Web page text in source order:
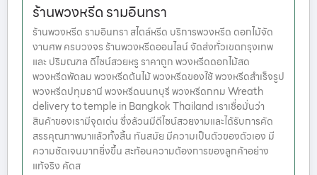
ร้านพวงหรีด รามอินทรา
ร้านพวงหรีด รามอินทรา สไตล์หรีด บริการพวงหรีด ดอกไม้จัด
งานศพ ครบวงจร ร้านพวงหรีดออนไลน์ จัดส่งทั่วเขตกรุงเทพ
และ ปริมณฑล ดีไซน์สวยหรู ราคาถูก พวงหรีดดอกไม้สด
พวงหรีดพัดลม พวงหรีดต้นไม้ พวงหรีดของใช้ พวงหรีดสำเร็จรูป
พวงหรีดปทุมธานี พวงหรีดนนทบุรี พวงหรีดกทม Wreath
delivery to temple in Bangkok Thailand เราเชื่อมั่นว่า
สินค้าของเรามีจุดเด่น ซึ่งล้วนมีดีไซน์สวยงามและได้รับการคัด
สรรคุณภาพมาแล้วทั้งสิ้น ทันสมัย มีความเป็นตัวของตัวเอง มี
ความชัดเจนมากยิ่งขึ้น สะท้อนความต้องการของลูกค้าอย่าง
แท้จริง คัดส